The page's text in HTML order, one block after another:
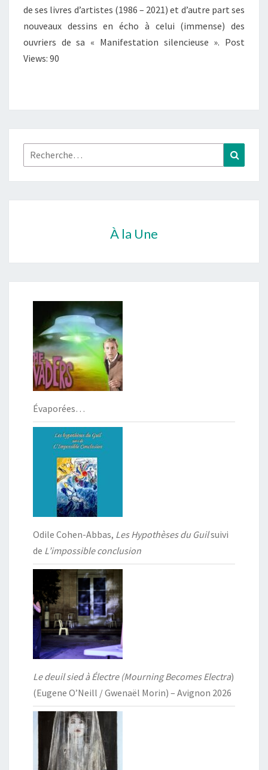
(EXPOSITIONS)
de ses livres d’artistes (1986 – 2021) et d’autre part ses
nouveaux dessins en écho à celui (immense) des
ouvriers de sa « Manifestation silencieuse ». Post
Views: 90
Rechercher :
À la Une
Évaporées…
Odile Cohen-Abbas, Les Hypothèses du Guilsuivi
de L’impossible conclusion
Le deuil sied à Électre (Mourning Becomes Electra)
(Eugene O’Neill / Gwenaël Morin) – Avignon 2026